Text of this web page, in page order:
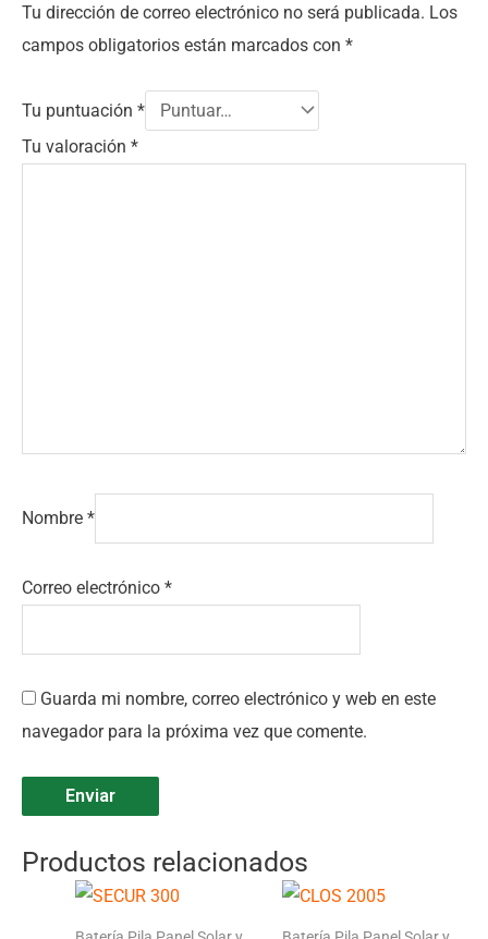
Tu dirección de correo electrónico no será publicada. Los
campos obligatorios están marcados con *
Tu puntuación *
Tu valoración *
Nombre *
Correo electrónico *
Guarda mi nombre, correo electrónico y web en este
navegador para la próxima vez que comente.
Productos relacionados